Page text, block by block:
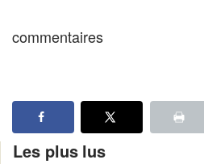
commentaires
Les plus lus